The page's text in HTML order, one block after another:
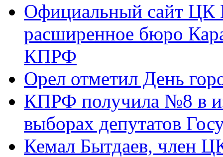
Официальный сайт ЦК
расширенное бюро
КПРФ
Орел отметил День
КПРФ получила №8 в
выборах депутатов
Кемал Бытдаев, член